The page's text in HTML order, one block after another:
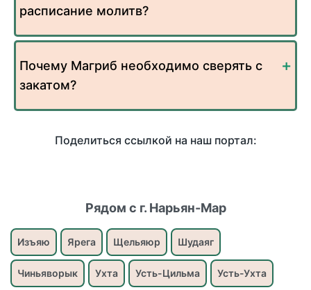
расписание молитв?
Почему Магриб необходимо сверять с
закатом?
Поделиться ссылкой на наш портал:
Рядом с г. Нарьян-Мар
Изъяю Ярега Щельяюр Шудаяг
Чиньяворык Ухта Усть-Цильма Усть-Ухта